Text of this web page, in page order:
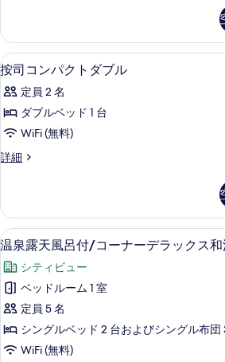
ュ
ー
の
す
べ
の
真
を
表
示
す
る
ン
ビ
ュ
ー
の
詳
ブ
ル
の
す
べ
て
の
を
表
示
す
る
ロ
ア
按
司/
ダ
ブ
の
詳
細
按
司
コ
ン
ク
ダ
ブ
ル
の
す
べ
て
の
羽毛の
1
按司コンパクトダブル
定員 2 名
ダブルベッド 1 台
WiFi (無料)
詳細
按
パ
ク
ト
ブ
ル
の
詳
細
温
泉
露
天
風
呂
温泉露
1
温泉露天風呂付/コーナーデラックス
シティビュー
ベッドルーム 1 室
定員 5 名
シングルベッド 2 台およびシングル布団
WiFi (無料)